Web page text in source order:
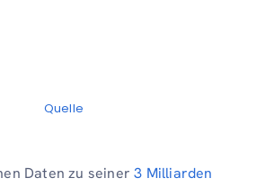
Quelle
Daten zu seiner3 Milliarden